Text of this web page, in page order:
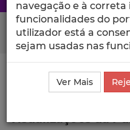
Search Button
Ciência_Iscte
Publicação
Visualizações
navegação e à
funcionalidades do
utilizador está a
sejam usadas nas
Ver Mais